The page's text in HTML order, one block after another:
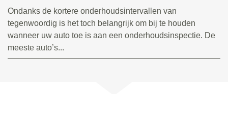
Ondanks de kortere onderhoudsintervallen van
tegenwoordig is het toch belangrijk om bij te houden
wanneer uw auto toe is aan een onderhoudsinspectie. De
meeste auto’s...